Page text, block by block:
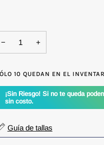
− +
10 QUEDAN EN EL
¡Sin Riesgo! Si no te queda
sin costo.
Guía de tallas